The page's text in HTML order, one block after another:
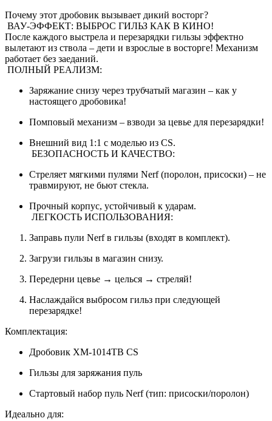
Почему этот дробовик вызывает дикий восторг?
ВАУ-ЭФФЕКТ: ВЫБРОС ГИЛЬЗ КАК В КИНО!
После каждого выстрела и перезарядки гильзы эффектно
вылетают из ствола – дети и взрослые в восторге! Механизм
работает без заеданий.
ПОЛНЫЙ РЕАЛИЗМ:
Заряжание снизу через трубчатый магазин – как у
настоящего дробовика!
Помповый механизм – взводи за цевье для перезарядки!
Внешний вид 1:1 с моделью из CS.
БЕЗОПАСНОСТЬ И КАЧЕСТВО:
Стреляет мягкими пулями Nerf (поролон, присоски) – не
травмируют, не бьют стекла.
Прочный корпус, устойчивый к ударам.
ЛЕГКОСТЬ ИСПОЛЬЗОВАНИЯ:
Заправь пули Nerf в гильзы (входят в комплект).
Загрузи гильзы в магазин снизу.
Передерни цевье → целься → стреляй!
Наслаждайся выбросом гильз при следующей
перезарядке!
Комплектация:
Дробовик XM-1014TB CS
Гильзы для заряжания пуль
Стартовый набор пуль Nerf (тип: присоски/поролон)
Идеально для: